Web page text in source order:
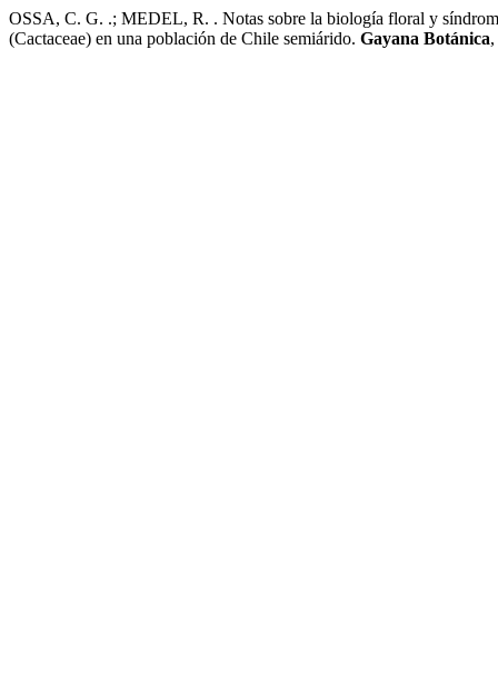
OSSA, C. G. .; MEDEL, R. . Notas sobre la biología floral y
(Cactaceae) en una población de Chile semiárido. Gayana Botánica